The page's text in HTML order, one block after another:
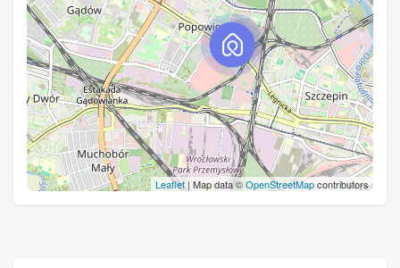
Leaflet| Map data ©OpenStreetMapcontributors